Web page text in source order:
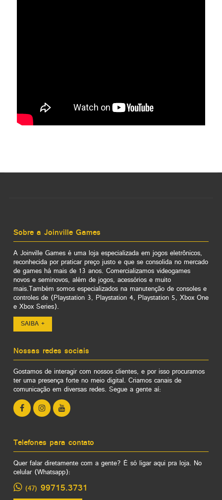
Sobre a Joinville Games
A Joinville Games é uma loja especializada em jogos eletrônicos,
reconhecida por praticar preço justo e que se consolida no mercado
de games há mais de 13 anos. Comercializamos videogames
novos e seminovos, além de jogos, acessórios e muito
mais.Também somos especializados na manutenção de consoles e
controles de (Playstation 3, Playstation 4, Playstation 5, Xbox One
e Xbox Series).
SAIBA +
Nossas redes sociais
Gostamos de interagir com nossos clientes, e por isso procuramos
ter uma presença forte no meio digital. Criamos canais de
comunicação em diversas redes. Segue a gente aí:
Telefones para contato
Quer falar diretamente com a gente? É só ligar aqui pra loja. No
celular (Whatsapp):
(47) 99715.3731